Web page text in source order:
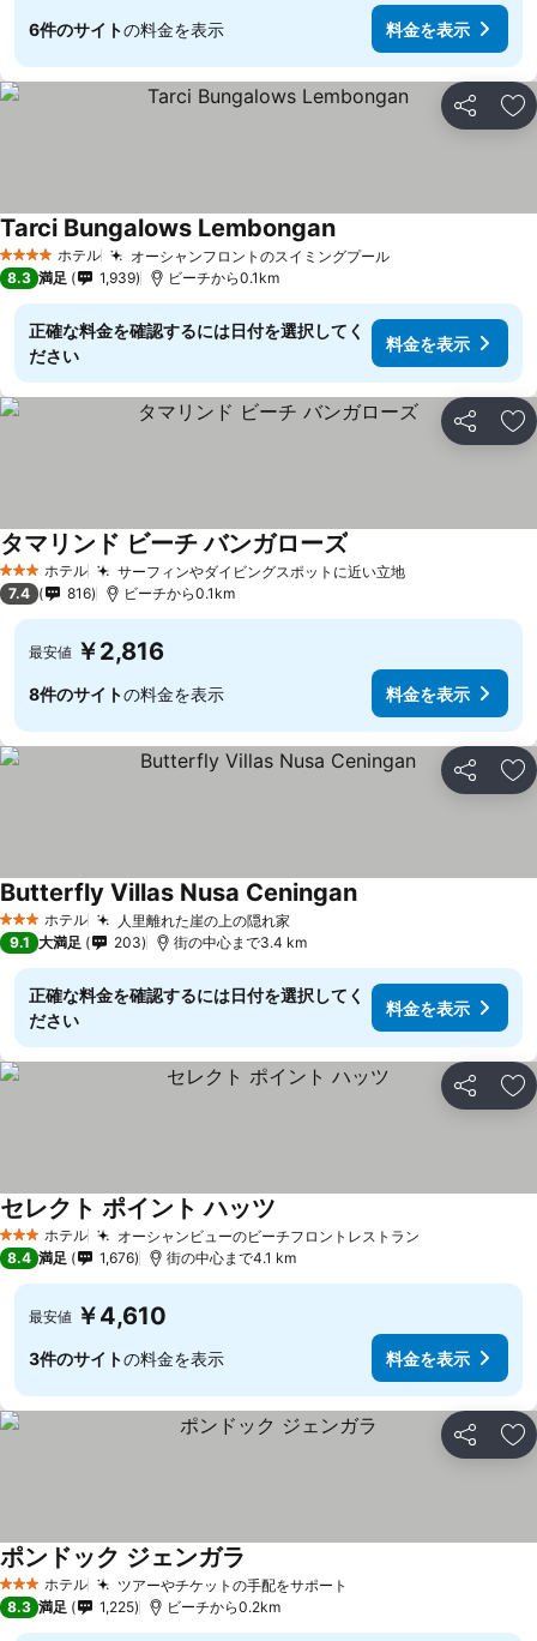
6件のサイトの料金を表示 料金を表示
シェア お
4 ホテルのランク
ホテル オーシャンフロントのスイミングプール料金を表示
Tarci Bungalows Lembongan料金を表示
8.3 満足 1,939 ビーチから0.1km
正確な料金を確認するには日付を選択してく
ださい
料金を表示
シェア お
3 ホテルのランク
ホテル サーフィンやダイビングスポットに近い立地料金を表示
タマリンド ビーチ バンガローズ
7.4 816 ビーチから0.1km
最安値 ￥2,816
8件のサイトの料金を表示 料金を表示
シェア お
3 ホテルのランク
ホテル 人里離れた崖の上の隠れ家
Butterfly Villas Nusa Ceningan料金を表示
9.1 大満足 203 街の中心まで3.4 km
正確な料金を確認するには日付を選択してく
ださい
料金を表示
シェア お
3 ホテルのランク
ホテル オーシャンビューのビーチフロントレストラン
セレクト ポイント ハッツ
8.4 満足 1,676 街の中心まで4.1 km
最安値 ￥4,610
3件のサイトの料金を表示 料金を表示
シェア お
3 ホテルのランク
ホテル ツアーやチケットの手配をサポート
ポンドック ジェンガラ
8.3 満足 1,225 ビーチから0.2km